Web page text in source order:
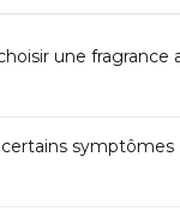
une fragrance
symptômes